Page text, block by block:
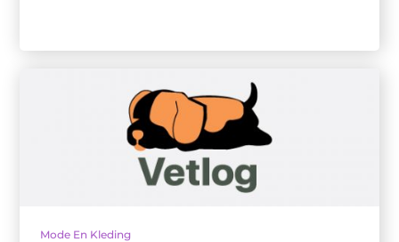
Mode En Kleding